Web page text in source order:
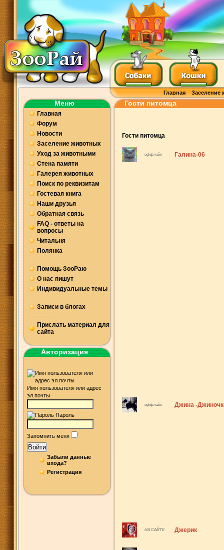
Главная Заселение
Меню
Главная
Форум
Новости
Заселение животных
Уход за животными
Стена памяти
Галерея животных
Поиск по реквизитам
Гостевая книга
Наши друзья
Обратная связь
FAQ - ответы на
вопросы
Читальня
Полянка
- - - - - - -
Помощь ЗооРаю
О нас пишут
Индивидуальные темы
- - - - - - -
Записи в блогах
- - - - - - -
Прислать материал для
сайта
Авторизация
Имя пользователя или адрес
эл.почты
Пароль
Запомнить меня
Войти
Забыли данные
входа?
Регистрация
Гости питомца
Гости питомца
оффлайн Галина-06
оффлайн Джина -
НА САЙТЕ Джерик